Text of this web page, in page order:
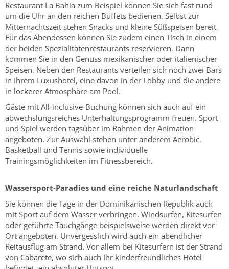
Restaurant La Bahia zum Beispiel können Sie sich fast rund
um die Uhr an den reichen Buffets bedienen. Selbst zur
Mitternachtszeit stehen Snacks und kleine Süßspeisen bereit.
Für das Abendessen können Sie zudem einen Tisch in einem
der beiden Spezialitätenrestaurants reservieren. Dann
kommen Sie in den Genuss mexikanischer oder italienischer
Speisen. Neben den Restaurants verteilen sich noch zwei Bars
in Ihrem Luxushotel, eine davon in der Lobby und die andere
in lockerer Atmosphäre am Pool.
Gäste mit All-inclusive-Buchung können sich auch auf ein
abwechslungsreiches Unterhaltungsprogramm freuen. Sport
und Spiel werden tagsüber im Rahmen der Animation
angeboten. Zur Auswahl stehen unter anderem Aerobic,
Basketball und Tennis sowie individuelle
Trainingsmöglichkeiten im Fitnessbereich.
Wassersport-Paradies und eine reiche Naturlandschaft
Sie können die Tage in der Dominikanischen Republik auch
mit Sport auf dem Wasser verbringen. Windsurfen, Kitesurfen
oder geführte Tauchgänge beispielsweise werden direkt vor
Ort angeboten. Unvergesslich wird auch ein abendlicher
Reitausflug am Strand. Vor allem bei Kitesurfern ist der Strand
von Cabarete, wo sich auch Ihr kinderfreundliches Hotel